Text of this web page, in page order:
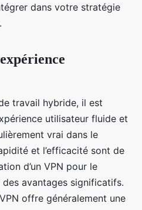
dans votre stratégie
travail hybride, il est
utilisateur fluide et
vrai dans le
et l’efficacité sont de
d’un VPN pour le
avantages significatifs.
offre généralement une